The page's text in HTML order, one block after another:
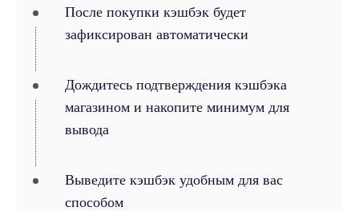
После покупки кэшбэк будет
зафиксирован автоматически
Дождитесь подтверждения кэшбэка
магазином и накопите минимум для
вывода
Выведите кэшбэк удобным для вас
способом